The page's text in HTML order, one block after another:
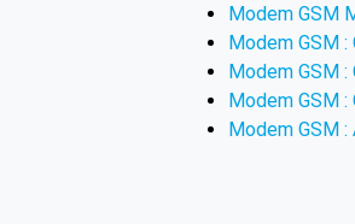
Modem GSM
Modem GSM :
Modem GSM :
Modem GSM :
Modem GSM :